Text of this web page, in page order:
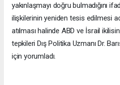
yakınlaşmayı doğru bulmadığını
ilişkilerinin yeniden tesis edilmesi
atılması halinde ABD ve İsrail
tepkileri Dış Politika Uzmanı Dr.
için yorumladı.